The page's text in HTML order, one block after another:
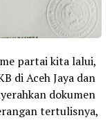
partai kita lalui,
di Aceh Jaya dan
dokumen
tertulisnya,